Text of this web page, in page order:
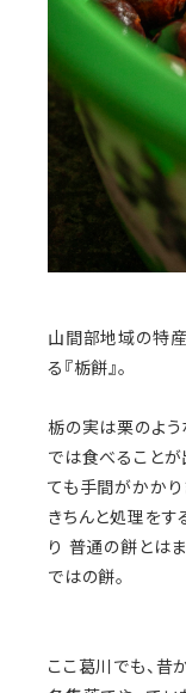
山間部地域の特
る『栃餅』。
栃の実は栗のよう
では食べることが
ても手間がかかり
きちんと処理をす
り 普通の餅とは
ではの餅。
ここ葛川でも、昔